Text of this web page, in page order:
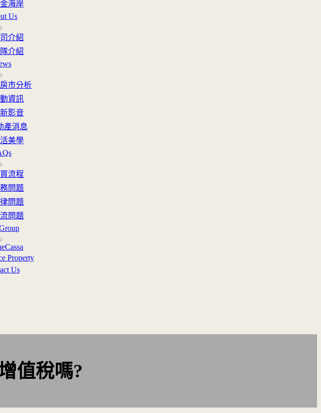
海岸
Us
介紹
介紹
市分析
資訊
影音
產消息
美學
流程
問题
問题
問题
Property
Us
值稅嗎?